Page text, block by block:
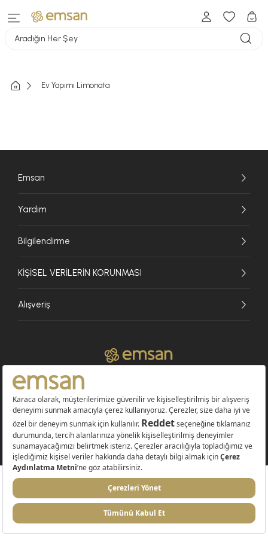
Aradığın Her Şey
Ev Yapımı Limonata
Emsan
Yardım
Bilgilendirme
KİŞİSEL VERİLERİN KORUNMASI
Alışveriş
© 2026 EMSAN A.Ş. Tüm Hakları Saklıdır